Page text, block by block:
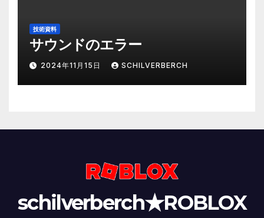
技術資料
サウンドのエラー
2024年11月15日 SCHILVERBERCH
schilverberch★ROBLOX